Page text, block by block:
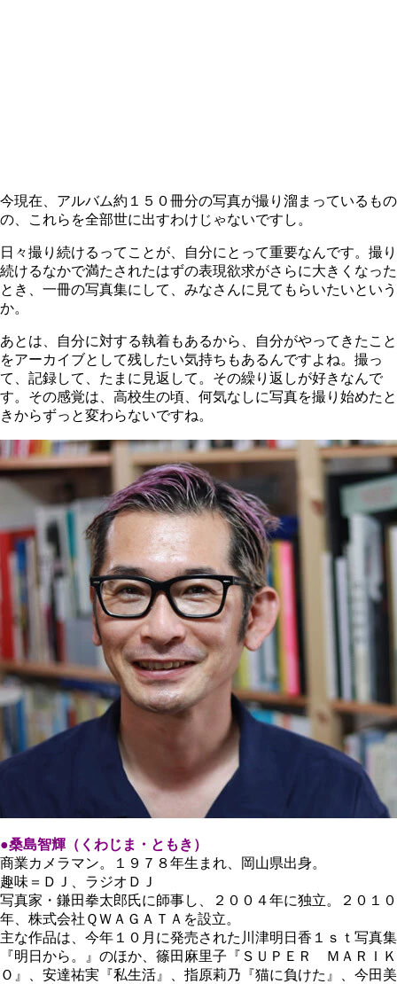
今現在、アルバム約１５０冊分の写真が撮り溜まっているもの
の、これらを全部世に出すわけじゃないですし。
日々撮り続けるってことが、自分にとって重要なんです。撮り
続けるなかで満たされたはずの表現欲求がさらに大きくなった
とき、一冊の写真集にして、みなさんに見てもらいたいという
か。
あとは、自分に対する執着もあるから、自分がやってきたこと
をアーカイブとして残したい気持ちもあるんですよね。撮っ
て、記録して、たまに見返して。その繰り返しが好きなんで
す。その感覚は、高校生の頃、何気なしに写真を撮り始めたと
きからずっと変わらないですね。
●桑島智輝（くわじま・ともき）
商業カメラマン。１９７８年生まれ、岡山県出身。
趣味＝ＤＪ、ラジオＤＪ
写真家・鎌田拳太郎氏に師事し、２００４年に独立。２０１０
年、株式会社ＱＷＡＧＡＴＡを設立。
主な作品は、今年１０月に発売された川津明日香１ｓｔ写真集
『明日から。』のほか、篠田麻里子『ＳＵＰＥＲ ＭＡＲＩＫ
Ｏ』、安達祐実『私生活』、指原莉乃『猫に負けた』、今田美